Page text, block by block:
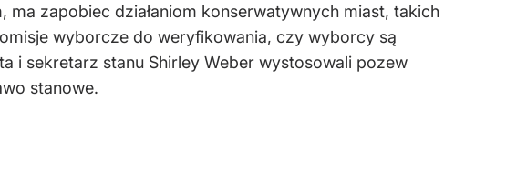
zapobiec działaniom konserwatywnych miast, takich
wyborcze do weryfikowania, czy wyborcy są
i sekretarz stanu Shirley Weber wystosowali pozew
stanowe.